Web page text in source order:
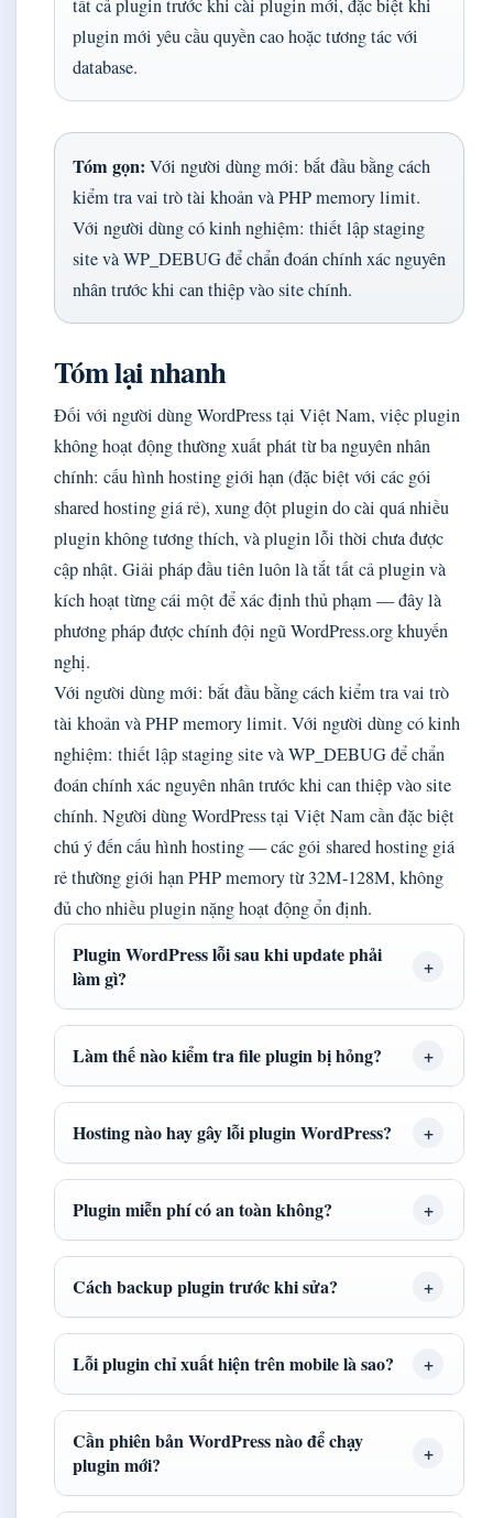
tất cả plugin trước khi cài plugin mới, đặc biệt khi
plugin mới yêu cầu quyền cao hoặc tương tác với
database.
Tóm gọn: Với người dùng mới: bắt đầu bằng cách
kiểm tra vai trò tài khoản và PHP memory limit.
Với người dùng có kinh nghiệm: thiết lập staging
site và WP_DEBUG để chẩn đoán chính xác nguyên
nhân trước khi can thiệp vào site chính.
Tóm lại nhanh
Đối với người dùng WordPress tại Việt Nam, việc plugin
không hoạt động thường xuất phát từ ba nguyên nhân
chính: cấu hình hosting giới hạn (đặc biệt với các gói
shared hosting giá rẻ), xung đột plugin do cài quá nhiều
plugin không tương thích, và plugin lỗi thời chưa được
cập nhật. Giải pháp đầu tiên luôn là tắt tất cả plugin và
kích hoạt từng cái một để xác định thủ phạm — đây là
phương pháp được chính đội ngũ WordPress.org khuyến
nghị.
Với người dùng mới: bắt đầu bằng cách kiểm tra vai trò
tài khoản và PHP memory limit. Với người dùng có kinh
nghiệm: thiết lập staging site và WP_DEBUG để chẩn
đoán chính xác nguyên nhân trước khi can thiệp vào site
chính. Người dùng WordPress tại Việt Nam cần đặc biệt
chú ý đến cấu hình hosting — các gói shared hosting giá
rẻ thường giới hạn PHP memory từ 32M-128M, không
đủ cho nhiều plugin nặng hoạt động ổn định.
Plugin WordPress lỗi sau khi update phải
làm gì?
Làm thế nào kiểm tra file plugin bị hỏng?
Hosting nào hay gây lỗi plugin WordPress?
Plugin miễn phí có an toàn không?
Cách backup plugin trước khi sửa?
Lỗi plugin chỉ xuất hiện trên mobile là sao?
Cần phiên bản WordPress nào để chạy
plugin mới?